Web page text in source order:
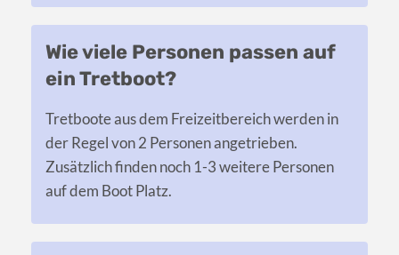
Wie viele Personen passen auf
ein Tretboot?
Tretboote aus dem Freizeitbereich werden in
der Regel von 2 Personen angetrieben.
Zusätzlich finden noch 1-3 weitere Personen
auf dem Boot Platz.